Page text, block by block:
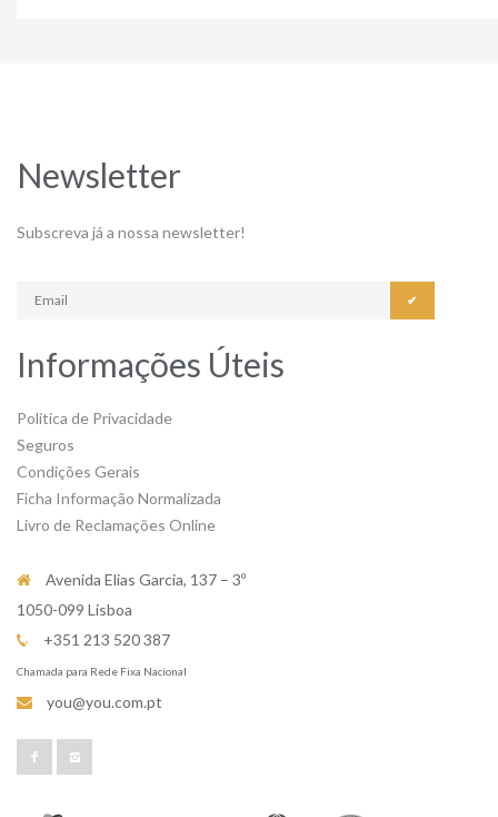
Newsletter
Subscreva já a nossa newsletter!
✔
Informações Úteis
Política de Privacidade
Seguros
Condições Gerais
Ficha Informação Normalizada
Livro de Reclamações Online
Avenida Elias Garcia, 137 – 3º
1050-099 Lisboa
+351 213 520 387
Chamada para Rede Fixa Nacional
you@you.com.pt